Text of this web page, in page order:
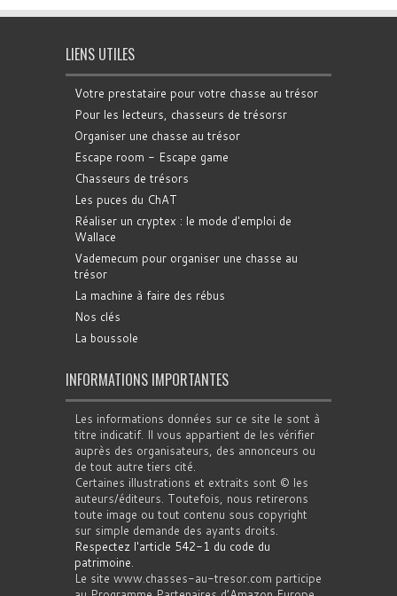
LIENS UTILES
Votre prestataire pour votre chasse au trésor
Pour les lecteurs, chasseurs de trésorsr
Organiser une chasse au trésor
Escape room - Escape game
Chasseurs de trésors
Les puces du ChAT
Réaliser un cryptex : le mode d'emploi de
Wallace
Vademecum pour organiser une chasse au
trésor
La machine à faire des rébus
Nos clés
La boussole
INFORMATIONS IMPORTANTES
Les informations données sur ce site le sont à
titre indicatif. Il vous appartient de les vérifier
auprès des organisateurs, des annonceurs ou
de tout autre tiers cité.
Certaines illustrations et extraits sont © les
auteurs/éditeurs. Toutefois, nous retirerons
toute image ou tout contenu sous copyright
sur simple demande des ayants droits.
Respectez l'article 542-1 du code du
patrimoine.
Le site www.chasses-au-tresor.com participe